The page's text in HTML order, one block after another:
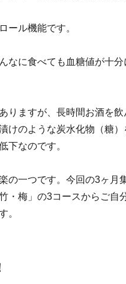
ール機能です。
なに食べても血糖値が十
りますが、長時間お酒を
けのような炭水化物（糖
下なのです。
の一つです。今回の3ヶ月
・梅」の3コースからご自
。